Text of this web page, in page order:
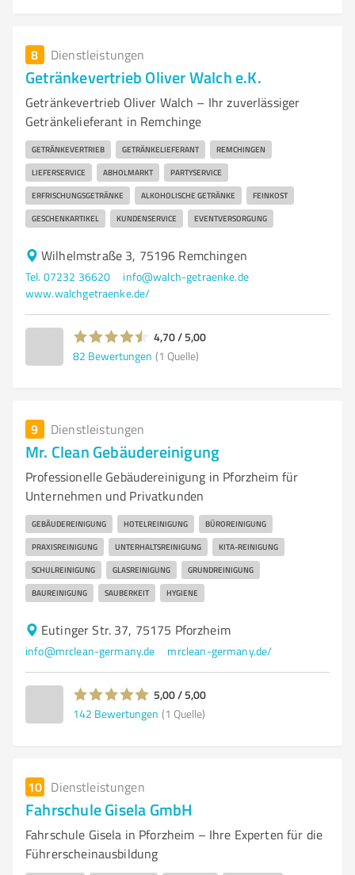
8 Dienstleistungen
Getränkevertrieb Oliver Walch e.K.
Getränkevertrieb Oliver Walch – Ihr zuverlässiger
Getränkelieferant in Remchinge
GETRÄNKEVERTRIEB GETRÄNKELIEFERANT REMCHINGEN
LIEFERSERVICE ABHOLMARKT PARTYSERVICE
ERFRISCHUNGSGETRÄNKE ALKOHOLISCHE GETRÄNKE FEINKOST
GESCHENKARTIKEL KUNDENSERVICE EVENTVERSORGUNG
Wilhelmstraße 3, 75196 Remchingen
Tel. 07232 36620
info@walch-getraenke.de
www.walchgetraenke.de/
4,70 / 5,00
82 Bewertungen (1 Quelle)
9 Dienstleistungen
Mr. Clean Gebäudereinigung
Professionelle Gebäudereinigung in Pforzheim für
Unternehmen und Privatkunden
GEBÄUDEREINIGUNG HOTELREINIGUNG BÜROREINIGUNG
PRAXISREINIGUNG UNTERHALTSREINIGUNG KITA-REINIGUNG
SCHULREINIGUNG GLASREINIGUNG GRUNDREINIGUNG
BAUREINIGUNG SAUBERKEIT HYGIENE
Eutinger Str. 37, 75175 Pforzheim
info@mrclean-germany.de mrclean-germany.de/
5,00 / 5,00
142 Bewertungen (1 Quelle)
10 Dienstleistungen
Fahrschule Gisela GmbH
Fahrschule Gisela in Pforzheim – Ihre Experten für die
Führerscheinausbildung